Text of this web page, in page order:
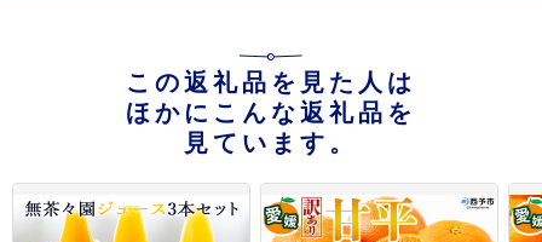
この返礼品を見た人は
ほかにこんな返礼品を
見ています。